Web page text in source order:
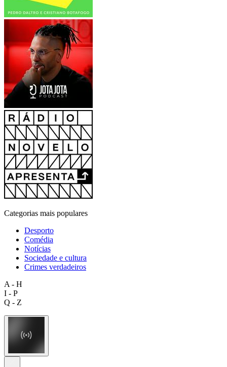
Categorias mais populares
Desporto
Comédia
Notícias
Sociedade e cultura
Crimes verdadeiros
A - H
I - P
Q - Z